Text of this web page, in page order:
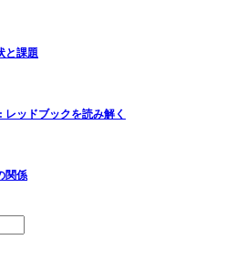
と課題
ッドブックを読み解く
関係